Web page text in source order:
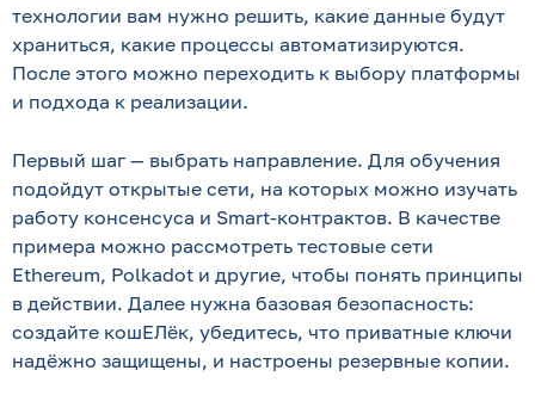
технологии вам нужно решить, какие данные будут
храниться, какие процессы автоматизируются.
После этого можно переходить к выбору платформы
и подхода к реализации.
Первый шаг — выбрать направление. Для обучения
подойдут открытые сети, на которых можно изучать
работу консенсуса и Smart-контрактов. В качестве
примера можно рассмотреть тестовые сети
Ethereum, Polkadot и другие, чтобы понять принципы
в действии. Далее нужна базовая безопасность:
создайте кошЕЛёк, убедитесь, что приватные ключи
надёжно защищены, и настроены резервные копии.